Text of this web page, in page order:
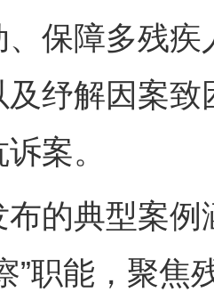
保障多残
纾解因案
案。
典型案例
”职能，聚焦